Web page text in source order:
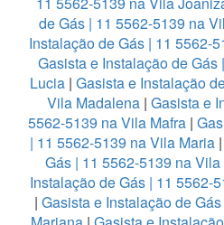
de Gás | 11 5562-5139 na
Instalação de Gás | 11 5562-
Gasista e Instalação de
Lucia| Gasista e Instalação
Vila Madalena | Gasista e
5562-5139 na Vila Mafra |
| 11 5562-5139 na Vila Maria|
Gás | 11 5562-5139 na
Instalação de Gás | 11 5562-
| Gasista e Instalação de